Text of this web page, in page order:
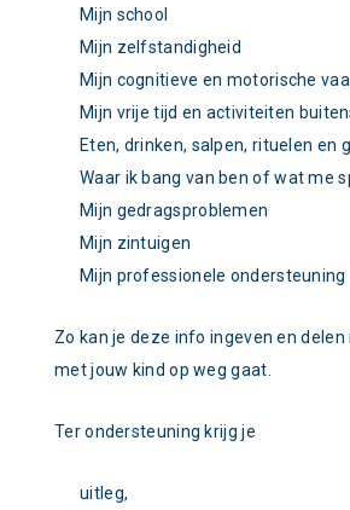
Mijn school
Mijn zelfstandigheid
Mijn cognitieve en motorische
Mijn vrije tijd en activiteiten
Eten, drinken, salpen, rituelen en
Waar ik bang van ben of wat me
Mijn gedragsproblemen
Mijn zintuigen
Mijn professionele ondersteuning
Zo kan je deze info ingeven en
met jouw kind op weg gaat.
Ter ondersteuning krijg je
uitleg,